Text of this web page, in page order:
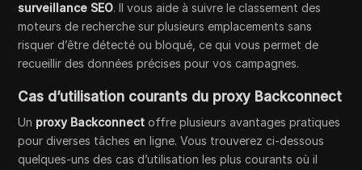
surveillance SEO. Il vous aide à suivre le classement des
moteurs de recherche sur plusieurs emplacements sans
risquer d’être détecté ou bloqué, ce qui vous permet de
recueillir des données précises pour vos campagnes.
Cas d’utilisation courants du proxy Backconnect
Un proxy Backconnect offre plusieurs avantages pratiques
pour diverses tâches en ligne. Vous trouverez ci-dessous
quelques-uns des cas d’utilisation les plus courants où il